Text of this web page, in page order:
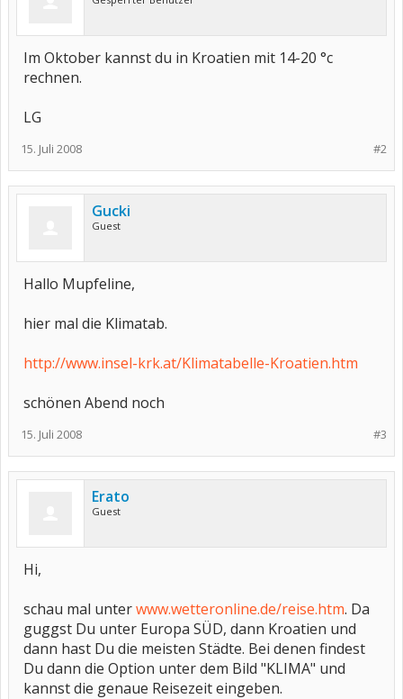
Im Oktober kannst du in Kroatien mit 14-20 °c
rechnen.
LG
#2
15. Juli 2008
Gucki
Guest
Hallo Mupfeline,
hier mal die Klimatab.
http://www.insel-krk.at/Klimatabelle-Kroatien.htm
schönen Abend noch
#3
15. Juli 2008
Erato
Guest
Hi,
schau mal unterwww.wetteronline.de/reise.htm. Da
guggst Du unter Europa SÜD, dann Kroatien und
dann hast Du die meisten Städte. Bei denen findest
Du dann die Option unter dem Bild "KLIMA" und
kannst die genaue Reisezeit eingeben.